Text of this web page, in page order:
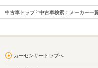
中古車トップ 中古車検索：メーカー一
カーセンサートップへ